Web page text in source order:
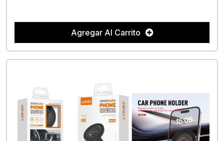
Agregar Al Carrito